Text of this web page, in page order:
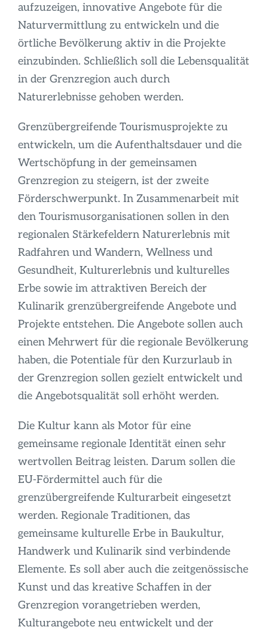
aufzuzeigen, innovative Angebote für die
Naturvermittlung zu entwickeln und die
örtliche Bevölkerung aktiv in die Projekte
einzubinden. Schließlich soll die Lebensqualität
in der Grenzregion auch durch
Naturerlebnisse gehoben werden.
Grenzübergreifende Tourismusprojekte zu
entwickeln, um die Aufenthaltsdauer und die
Wertschöpfung in der gemeinsamen
Grenzregion zu steigern, ist der zweite
Förderschwerpunkt. In Zusammenarbeit mit
den Tourismusorganisationen sollen in den
regionalen Stärkefeldern Naturerlebnis mit
Radfahren und Wandern, Wellness und
Gesundheit, Kulturerlebnis und kulturelles
Erbe sowie im attraktiven Bereich der
Kulinarik grenzübergreifende Angebote und
Projekte entstehen. Die Angebote sollen auch
einen Mehrwert für die regionale Bevölkerung
haben, die Potentiale für den Kurzurlaub in
der Grenzregion sollen gezielt entwickelt und
die Angebotsqualität soll erhöht werden.
Die Kultur kann als Motor für eine
gemeinsame regionale Identität einen sehr
wertvollen Beitrag leisten. Darum sollen die
EU-Fördermittel auch für die
grenzübergreifende Kulturarbeit eingesetzt
werden. Regionale Traditionen, das
gemeinsame kulturelle Erbe in Baukultur,
Handwerk und Kulinarik sind verbindende
Elemente. Es soll aber auch die zeitgenössische
Kunst und das kreative Schaffen in der
Grenzregion vorangetrieben werden,
Kulturangebote neu entwickelt und der